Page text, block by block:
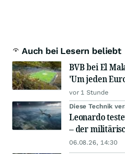
Auch bei Lesern beliebt
BVB bei El
'Um jeden
vor 1 Stunde
Diese Technik
Leonardo
– der
06.08.26, 14:30